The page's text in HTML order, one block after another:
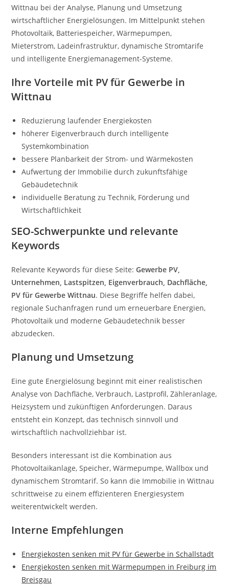
Wittnau bei der Analyse, Planung und Umsetzung
wirtschaftlicher Energielösungen. Im Mittelpunkt stehen
Photovoltaik, Batteriespeicher, Wärmepumpen,
Mieterstrom, Ladeinfrastruktur, dynamische Stromtarife
und intelligente Energiemanagement-Systeme.
Ihre Vorteile mit PV für Gewerbe in
Wittnau
Reduzierung laufender Energiekosten
höherer Eigenverbrauch durch intelligente
Systemkombination
bessere Planbarkeit der Strom- und Wärmekosten
Aufwertung der Immobilie durch zukunftsfähige
Gebäudetechnik
individuelle Beratung zu Technik, Förderung und
Wirtschaftlichkeit
SEO-Schwerpunkte und relevante
Keywords
Relevante Keywords für diese Seite:Gewerbe PV,
Unternehmen, Lastspitzen, Eigenverbrauch, Dachfläche,
PV für Gewerbe Wittnau. Diese Begriffe helfen dabei,
regionale Suchanfragen rund um erneuerbare Energien,
Photovoltaik und moderne Gebäudetechnik besser
abzudecken.
Planung und Umsetzung
Eine gute Energielösung beginnt mit einer realistischen
Analyse von Dachfläche, Verbrauch, Lastprofil, Zähleranlage,
Heizsystem und zukünftigen Anforderungen. Daraus
entsteht ein Konzept, das technisch sinnvoll und
wirtschaftlich nachvollziehbar ist.
Besonders interessant ist die Kombination aus
Photovoltaikanlage, Speicher, Wärmepumpe, Wallbox und
dynamischem Stromtarif. So kann die Immobilie in Wittnau
schrittweise zu einem effizienteren Energiesystem
weiterentwickelt werden.
Interne Empfehlungen
Energiekosten senken mit PV für Gewerbe in Schallstadt
Energiekosten senken mit Wärmepumpen in Freiburg im
Breisgau